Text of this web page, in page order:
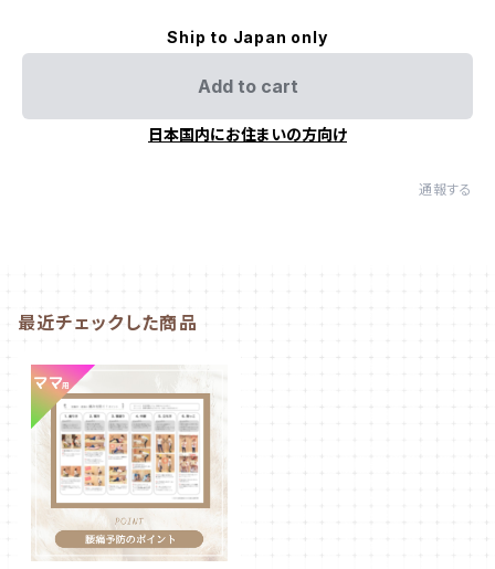
Ship to Japan only
Add to cart
日本国内にお住まいの方向け
通報する
最近チェックした商品